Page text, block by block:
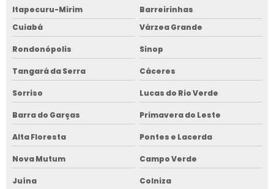
Itapecuru-Mirim
Barreirinhas
Cuiabá
Várzea Grande
Rondonópolis Sinop
Tangará da Serra Cáceres
Sorriso Lucas do Rio Verde
Barra do Garças Primavera do Leste
Alta Floresta Pontes e Lacerda
Nova Mutum Campo Verde
Juína Colniza